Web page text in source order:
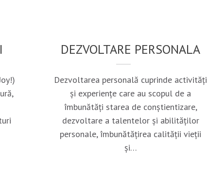
DEZVOLTARE PERSONALA
Dezvoltarea personală cuprinde activități
și experiențe care au scopul de a
îmbunătăți starea de conștientizare,
dezvoltare a talentelor și abilităților
personale, îmbunătățirea calității vieții
și…